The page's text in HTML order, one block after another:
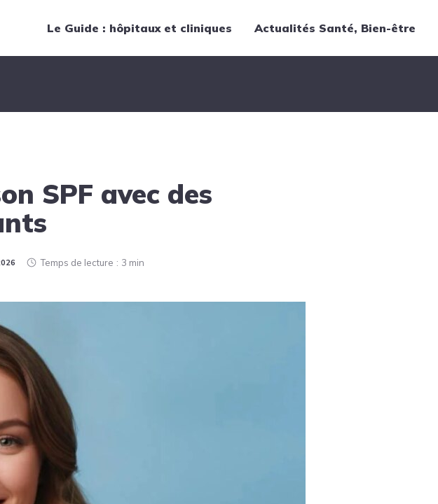
Le Guide : hôpitaux et cliniques Actualités Santé, Bien-être
SPF avec des
Temps de lecture 3 min